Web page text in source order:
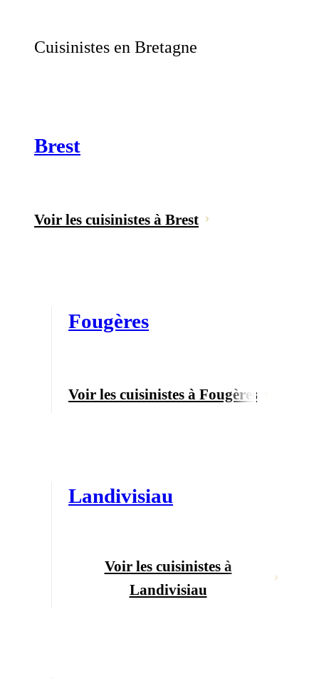
Cuisinistes en Bretagne
Brest
Voir les cuisinistes à Brest
Fougères
Voir les cuisinistes à Fougères
Landivisiau
Voir les cuisinistes à
Landivisiau